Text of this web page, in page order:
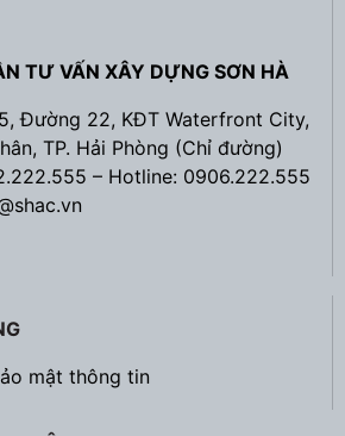
TƯ VẤN XÂY DỰNG SƠN HÀ
Đường 22, KĐT Waterfront City,
TP. Hải Phòng (Chỉ đường)
– Hotline: 0906.222.555
mật thông tin